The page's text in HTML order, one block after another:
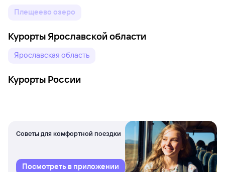
Плещеево озеро
Курорты Ярославской области
Ярославская область
Курорты России
Советы для комфортной поездки
Посмотреть в приложении